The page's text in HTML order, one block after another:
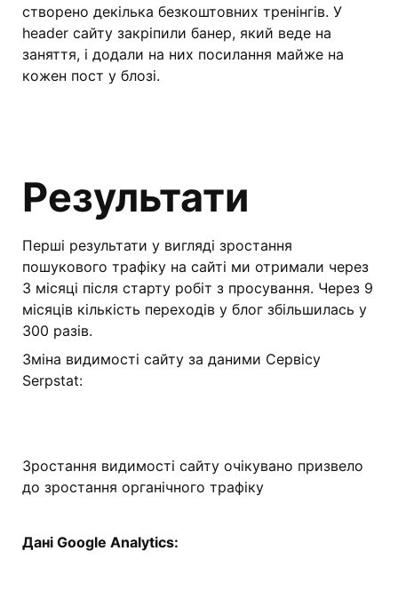
створено декілька безкоштовних тренінгів. У
header сайту закріпили банер, який веде на
заняття, і додали на них посилання майже на
кожен пост у блозі.
Результати
Перші результати у вигляді зростання
пошукового трафіку на сайті ми отримали через
3 місяці після старту робіт з просування. Через 9
місяців кількість переходів у блог збільшилась у
300 разів.
Зміна видимості сайту за даними Сервісу
Serpstat:
Зростання видимості сайту очікувано призвело
до зростання органічного трафіку
Дані Google Analytics: